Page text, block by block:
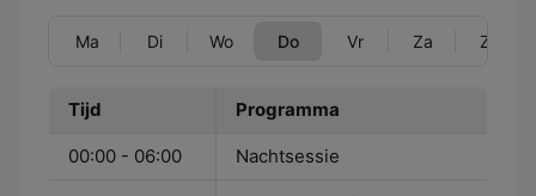
Ma Di Wo Do Vr Za Zo
Tijd Programma
00:00 - 06:00 Nachtsessie